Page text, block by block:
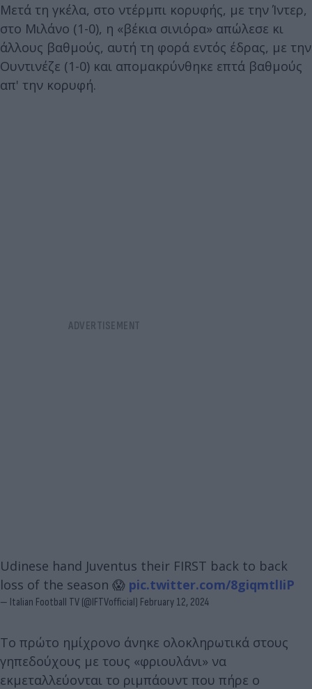
Mετά τη γκέλα, στο ντέρμπι κορυφής, με την Ίντερ,
στο Μιλάνο (1-0), η «βέκια σινιόρα» απώλεσε κι
άλλους βαθμούς, αυτή τη φορά εντός έδρας, με την
Ουντινέζε (1-0) και απομακρύνθηκε επτά βαθμούς
απ' την κορυφή.
Udinese hand Juventus their FIRST back to back
loss of the season 😱 pic.twitter.com/8giqmtlIiP
— Italian Football TV (@IFTVofficial) February 12, 2024
Το πρώτο ημίχρονο άνηκε ολοκληρωτικά στους
γηπεδούχους με τους «φριουλάνι» να
εκμεταλλεύονται το ριμπάουντ που πήρε ο